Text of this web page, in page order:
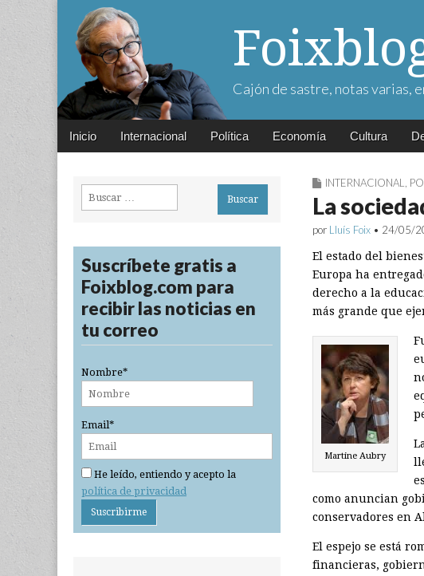
Cajón de sastre, notas varias,
Main
Skip
Inicio Internacional Política Economía Cultura
INTERNACIONAL
La
por Lluís Foix • 24/05/
El estado del
Europa ha
derecho a la
más grande que
Martine Aubry
como anuncian
conservadores en
El espejo se está
financieras,
Buscar:
Suscríbete gratis a
Foixblog.com para
recibir las noticias en
tu correo
Nombre*
Email*
He leído, entiendo y acepto la
política de privacidad